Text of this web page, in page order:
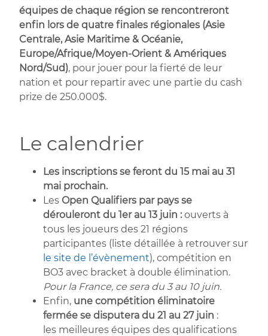
équipes de chaque région se rencontreront
enfin lors de quatre finales régionales (Asie
Centrale, Asie Maritime & Océanie,
Europe/Afrique/Moyen-Orient & Amériques
Nord/Sud), pour jouer pour la fierté de leur
nation et pour repartir avec une partie du cash
prize de 250.000$.
Le calendrier
Les inscriptions se feront du 15 mai au 31
mai prochain.
LesOpen Qualifiers par pays se
dérouleront du 1er au 13 juin :ouverts à
tous les joueurs des 21 régions
participantes (liste détaillée à retrouver sur
le site de l’évènement), compétition en
BO3 avec bracket à double élimination.
Pour la France, ce sera du 3 au 10 juin.
Enfin, une compétition éliminatoire
fermée se disputera du 21 au 27 juin :
les meilleures équipes des qualifications